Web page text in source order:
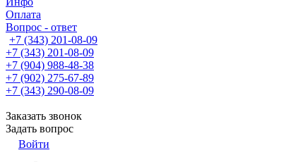
Оплата
Вопрос - ответ
+7 (343) 201-08-09
+7 (343) 201-08-09
+7 (904) 988-48-38
+7 (902) 275-67-89
+7 (343) 290-08-09
Заказать звонок
Задать вопрос
Войти